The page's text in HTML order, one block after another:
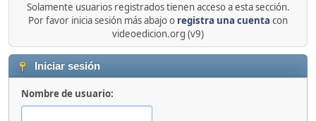
Solamente usuarios registrados tienen acceso a esta sección.
Por favor inicia sesión más abajo o registra una cuenta con
videoedicion.org (v9)
Iniciar sesión
Nombre de usuario: